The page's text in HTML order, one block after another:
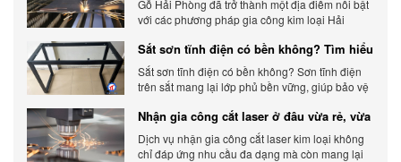
Gỗ Hải Phòng đã trở thành một địa điểm nổi bật
với các phương pháp gia công kim loại Hải
Sắt sơn tĩnh điện có bền không? Tìm hiểu
chi tiết
Sắt sơn tĩnh điện có bền không? Sơn tĩnh điện
trên sắt mang lại lớp phủ bền vững, giúp bảo vệ
động bên ngoài.
Nhận gia công cắt laser ở đâu vừa rẻ, vừa
chất lượng
Dịch vụ nhận gia công cắt laser kim loại không
chỉ đáp ứng nhu cầu đa dạng mà còn mang lại